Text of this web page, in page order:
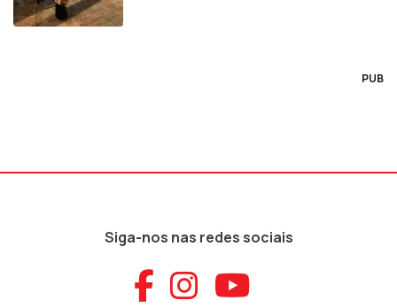
PUB
Siga-nos nas redes sociais
Aceder ao
Aceder ao
Aceder